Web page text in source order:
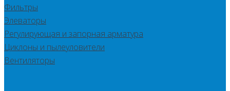
Фильтры
Элеваторы
Регулирующая и запорная арматура
Циклоны и пылеуловители
Вентиляторы